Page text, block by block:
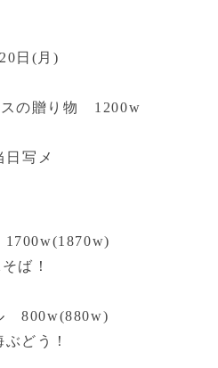
日(月)
の贈り物 1200w
日写メ
そば！
800w(880w)
ぶどう！